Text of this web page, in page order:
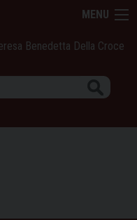
MENU
Benedetta Della Croce